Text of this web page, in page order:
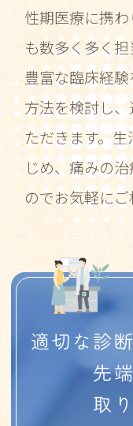
性期医療に携
も数多く多く
豊富な臨床経
方法を検討し
ただきます。
じめ、痛みの
のでお気軽にご
適切な診
先
取